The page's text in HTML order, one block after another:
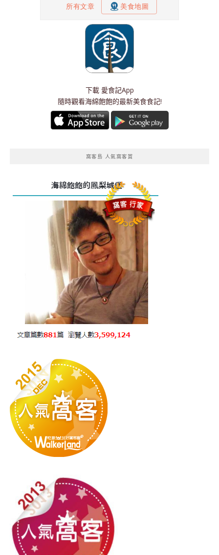
下載 愛食記App
隨時觀看海綿飽飽的最新美食食記!
窩客島 人氣窩客賞